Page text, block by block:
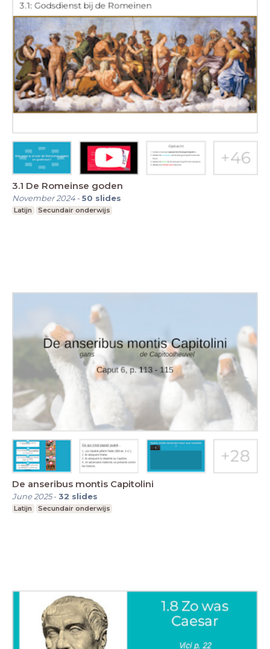
3.1 De Romeinse goden
November 2024-50 slides
Latijn Secundair onderwijs
De anseribus montis Capitolini
June 2025-32 slides
Latijn Secundair onderwijs